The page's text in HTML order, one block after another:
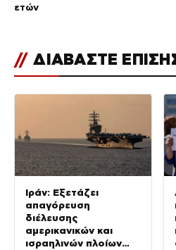
ετών
// ΔΙΑΒΑΣΤΕ
Ιράν: Εξετάζει
απαγόρευση
διέλευσης
αμερικανικών και
ισραηλινών πλοίων